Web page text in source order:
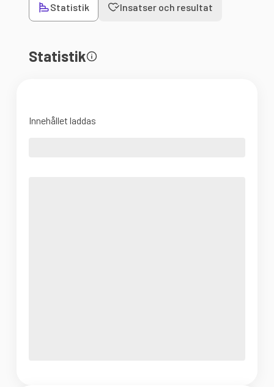
Statistik Insatser och resultat
Statistik
Innehållet laddas